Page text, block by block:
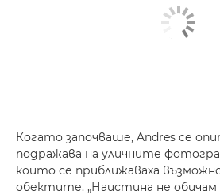
Когато започваше, Andres се
подражава на уличните
които се приближаваха
обектите. „Наистина не обичам